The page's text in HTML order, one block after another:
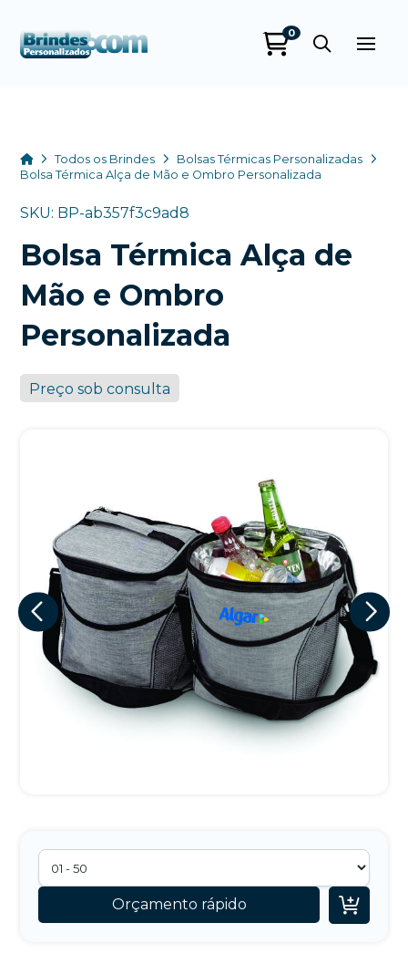
0
HomeTodos os Brindes
Bolsas Térmicas Personalizadas
Bolsa Térmica Alça de Mão e Ombro Personalizada
SKU: BP-ab357f3c9ad8
Bolsa Térmica Alça de
Mão e Ombro
Personalizada
Preço sob consulta
Orçamento rápido 
Eu concordo em receber comunicações.
A nossa empresa está comprometida a proteger e respeitar
sua privacidade, utilizaremos seus dados apenas para fins
de marketing. Você pode alterar suas preferências a
qualquer momento.
Iniciar conversa